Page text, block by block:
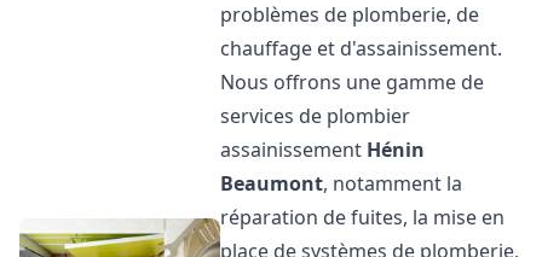
problèmes de plomberie, de
chauffage et d'assainissement.
Nous offrons une gamme de
services de plombier
assainissement Hénin
Beaumont, notamment la
réparation de fuites, la mise en
place de systèmes de plomberie,